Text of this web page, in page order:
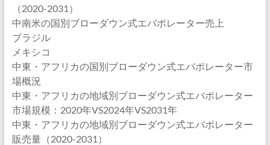
（2020-2031）
中南米の国別ブローダウン式エバポレーター売上
ブラジル
メキシコ
中東・アフリカの国別ブローダウン式エバポレーター市
場概況
中東・アフリカの地域別ブローダウン式エバポレーター
市場規模：2020年VS2024年VS2031年
中東・アフリカの地域別ブローダウン式エバポレーター
販売量（2020-2031）